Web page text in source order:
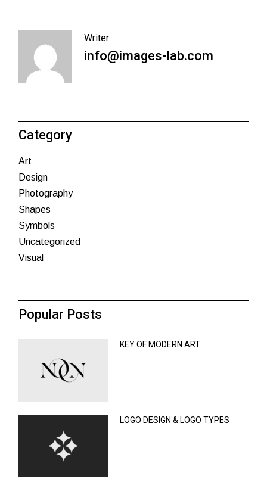
Writer
info@images-lab.com
Category
Art
Design
Photography
Shapes
Symbols
Uncategorized
Visual
Popular Posts
KEY OF MODERN ART
LOGO DESIGN & LOGO TYPES